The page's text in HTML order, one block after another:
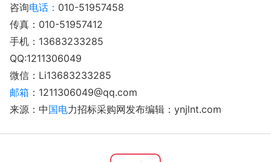
咨询电话： 010-51957458
传真：010-51957412
手机：13683233285
QQ:1211306049
微信：Li13683233285
邮箱 ：1211306049@qq.com
来源：中国电力招标采购网发布编辑：ynjlnt.com